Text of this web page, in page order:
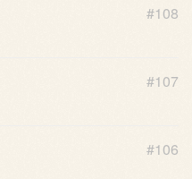
#108
#107
#106